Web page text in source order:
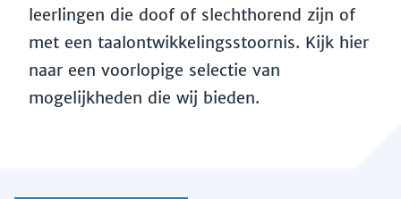
leerlingen die doof of slechthorend zijn of
met een taalontwikkelingsstoornis. Kijk hier
naar een voorlopige selectie van
mogelijkheden die wij bieden.